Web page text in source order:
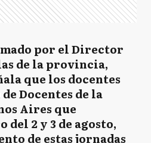
por el Director
de la provincia,
que los docentes
Docentes de la
Aires que
2 y 3 de agosto,
de estas jornadas